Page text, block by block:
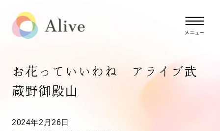
お花っていいわね アライブ武
蔵野御殿山
2024年2月26日